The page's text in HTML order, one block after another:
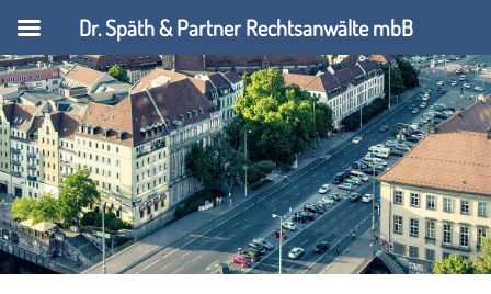
Dr. Späth & Partner Rechtsanwälte mbB